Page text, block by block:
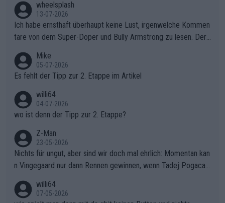
sers Einbruch: Erst als Reusser komplett einbrach, übernahm V
ollering die Initiative.Zu spätes Erwachen: Zu diesem Zeitpunkt
war das Loch zu Niewiadoma bereits zu groß, um es im Allein
en.Teurer Sekundenpoker: Die Quittung sind nun 15 Sekunden
Rückstand im Gesamtklassement – ein Polster, das Niewiado
gibt. Diese Etappe wird sicher als der psychologische Wendep
unkt dieser Tour in die Geschichte eingehen. Wenn man bei so
einem harten Aufstieg einmal den Moment verpasst und der K
onkurrentin die "zweite Luft" schenkt, ist der Schaden am Ber
g kaum noch zu reparieren.Vor uns liegt nun das große Finale R
ichtung Nizza. Niewiadoma hat psychologisch Oberwasser, ab
er SD Worx und Vollering müssen jetzt All-In gehen. (gregman
n)
wheelsplash
13-07-2026
Ich habe ernsthaft überhaupt keine Lust, irgenwelche Kommen
tare von dem Super-Doper und Bully Armstrong zu lesen. Der
r die gehört nicht in dieses Medium!
Mike
05-07-2026
Es fehlt der Tipp zur 2. Etappe im Artikel
willi64
04-07-2026
wo ist denn der Tipp zur 2. Etappe?
Z-Man
23-05-2026
Nichts für ungut, aber sind wir doch mal ehrlich: Momentan kan
n Vingegaard nur dann Rennen gewinnen, wenn Tadej Pogacar
willi64
07-05-2026